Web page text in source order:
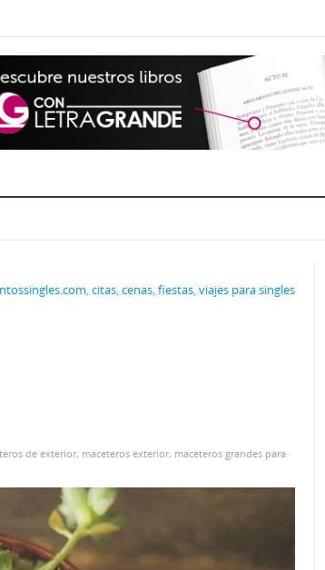
de exterior, maceteros exterior, maceteros grandes para